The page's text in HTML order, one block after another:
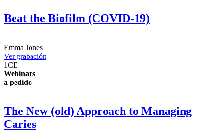
Beat the Biofilm (COVID-19)
Emma Jones
Ver grabación
1CE
Webinars
a pedido
The New (old) Approach to Managing
Caries